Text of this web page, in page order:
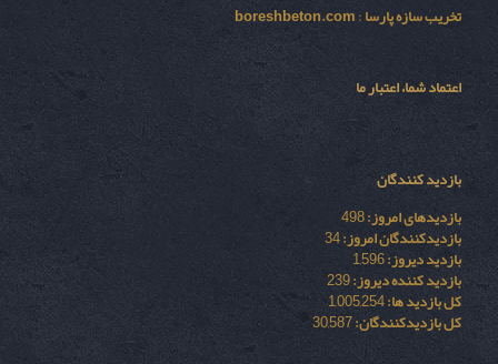
تخریب سازه پارسا:
boreshbeton.com
اعتماد شما، اعتبار ما
بازدید کنندگان
بازدیدهای امروز:498
بازدیدکنندگان امروز:34
بازدید دیروز:1,596
بازدید کننده دیروز:239
کل بازدید ها:1,005,254
کل بازدیدکنند‌گان:30,587